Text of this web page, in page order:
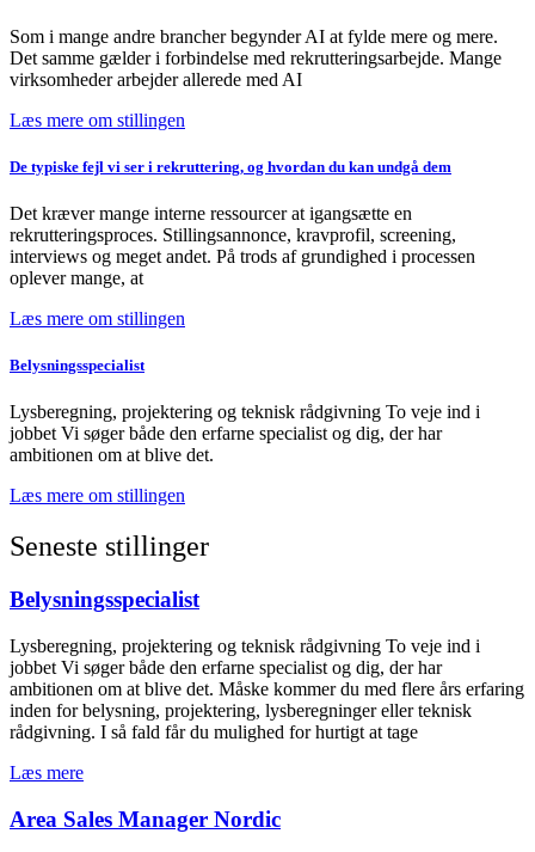
Som i mange andre brancher begynder AI at fylde mere og mere.
Det samme gælder i forbindelse med rekrutteringsarbejde. Mange
virksomheder arbejder allerede med AI
Læs mere om stillingen
De typiske fejl vi ser i rekruttering, og hvordan du kan undgå dem
Det kræver mange interne ressourcer at igangsætte en
rekrutteringsproces. Stillingsannonce, kravprofil, screening,
interviews og meget andet. På trods af grundighed i processen
oplever mange, at
Læs mere om stillingen
Belysningsspecialist
Lysberegning, projektering og teknisk rådgivning To veje ind i
jobbet Vi søger både den erfarne specialist og dig, der har
ambitionen om at blive det.
Læs mere om stillingen
Seneste stillinger
Belysningsspecialist
Lysberegning, projektering og teknisk rådgivning To veje ind i
jobbet Vi søger både den erfarne specialist og dig, der har
ambitionen om at blive det. Måske kommer du med flere års erfaring
inden for belysning, projektering, lysberegninger eller teknisk
rådgivning. I så fald får du mulighed for hurtigt at tage
Læs mere
Area Sales Manager Nordic